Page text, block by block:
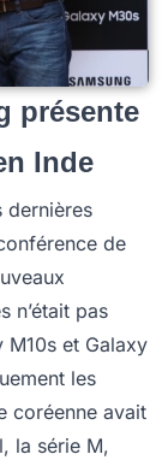
présente
Inde
dernières
de
n’était pas
M10s et Galaxy
les
coréenne avait
la série M,